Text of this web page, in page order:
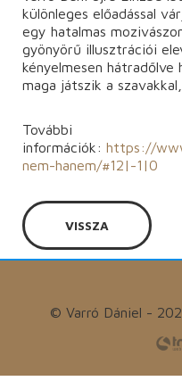
különleges előadással
egy hatalmas
gyönyörű illusztrációi
kényelmesen
maga játszik a
További
információk: https://
nem-hanem/#12|-1|0
VISSZA
© Varró Dániel -